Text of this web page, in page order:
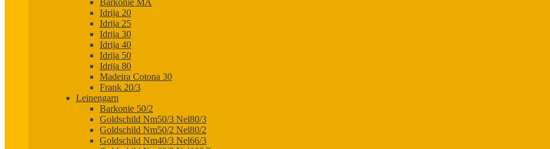
Barkonie MA
Idrija 20
Idrija 25
Idrija 30
Idrija 40
Idrija 50
Idrija 80
Madeira Cotona 30
Frank 20/3
Leinengarn
Barkonie 50/2
Goldschild Nm50/3 Nel80/3
Goldschild Nm50/2 Nel80/2
Goldschild Nm40/3 Nel66/3